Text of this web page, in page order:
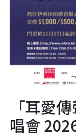
「耳愛
唱會